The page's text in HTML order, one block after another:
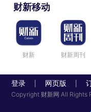
财新移动
财新 财新周刊
登录 网页版
Copyright 财新网 All Rights